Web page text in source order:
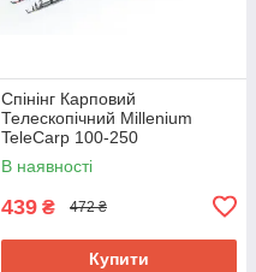
Спінінг Карповий
Телескопічний Millenium
TeleCarp 100-250
В наявності
439 ₴ 472 ₴
Купити